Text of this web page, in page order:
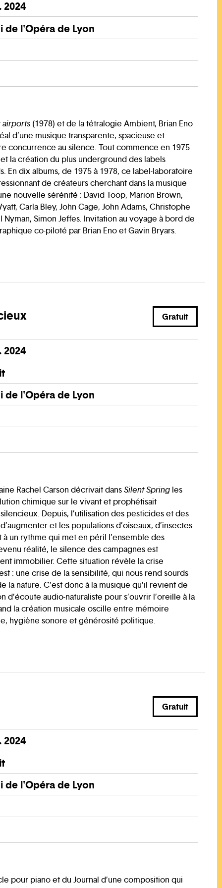
2024
de l'Opéra de Lyon
airports(1978) et de la tétralogie Ambient, Brian Eno
d’une musique transparente, spacieuse et
concurrence au silence. Tout commence en 1975
la création du plus underground des labels
En dix albums, de 1975 à 1978, ce label-laboratoire
de créateurs cherchant dans la musique
nouvelle sérénité : David Toop, Marion Brown,
Carla Bley, John Cage, John Adams, Christophe
Nyman, Simon Jeffes. Invitation au voyage à bord de
co-piloté par Brian Eno et Gavin Bryars.
Gratuit
2024
de l'Opéra de Lyon
Rachel Carson décrivait dansSilent Springles
chimique sur le vivant et prophétisait
Depuis, l’utilisation des pesticides et des
et les populations d’oiseaux, d’insectes
à un rythme qui met en péril l’ensemble des
réalité, le silence des campagnes est
immobilier. Cette situation révèle la crise
: une crise de la sensibilité, qui nous rend sourds
la nature. C’est donc à la musique qu’il revient de
d’écoute audio-naturaliste pour s’ouvrir l’oreille à la
la création musicale oscille entre mémoire
hygiène sonore et générosité politique.
Gratuit
2024
de l'Opéra de Lyon
pour piano et du Journal d’une composition qui